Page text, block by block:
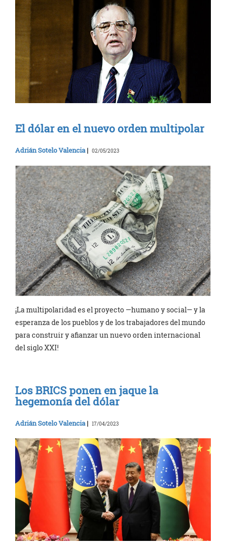
El dólar en el nuevo orden multipolar
Adrián Sotelo Valencia| 02/05/2023
¡La multipolaridad es el proyecto —humano y social— y la
esperanza de los pueblos y de los trabajadores del mundo
para construir y afianzar un nuevo orden internacional
del siglo XXI!
Los BRICS ponen en jaque la
hegemonía del dólar
Adrián Sotelo Valencia | 17/04/2023